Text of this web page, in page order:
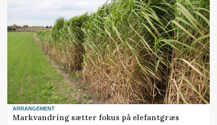
ARRANGEMENT
Markvandring sætter fokus på elefantgræs